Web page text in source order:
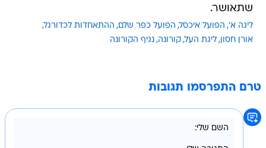
שתאושר.
ליגה א' הפועל איכסל הפועל כפר שלם ההתאחדות לכדורגל
אורן חסון ליגת העל קורונה נגיף הקורונה
טרם התפרסמו תגובות